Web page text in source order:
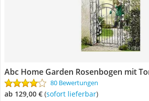
Abc Home Garden Rosenbogen mit
80 Bewertungen
ab 129,00 € ( Sofort lieferbar)